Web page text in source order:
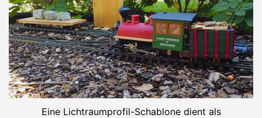
Eine Lichtraumprofil-Schablone dient als